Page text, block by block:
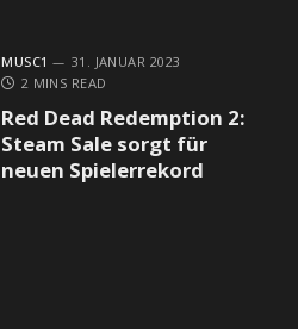
MUSC1
31. JANUAR 2023
2 MINS READ
Red Dead Redemption 2:
Steam Sale sorgt für
neuen Spielerrekord